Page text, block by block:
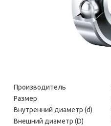
Производитель
Размер
Внутренний диаметр (d)
Внешний диаметр (D)